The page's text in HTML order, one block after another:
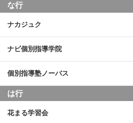
な行
ナカジュク
ナビ個別指導学院
個別指導塾ノーバス
は行
花まる学習会